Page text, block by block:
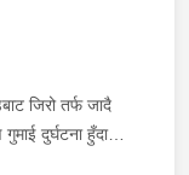
को विवश वि.क,
महिनाकी प्रभा
बस्ने वर्ष ३० को
कृष्णा राम नराल
जिरो तर्फ जादै
दुर्घटना हुँदा